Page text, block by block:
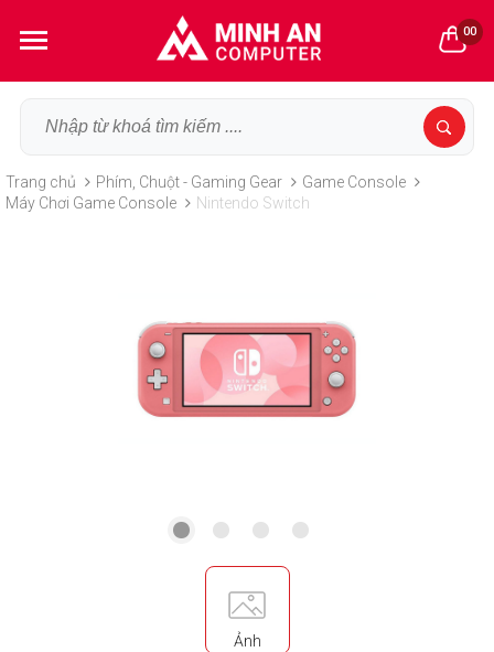
00
Trang chủ Phím, Chuột - Gaming Gear
Game Console
Máy Chơi Game Console
Nintendo Switch
Ảnh